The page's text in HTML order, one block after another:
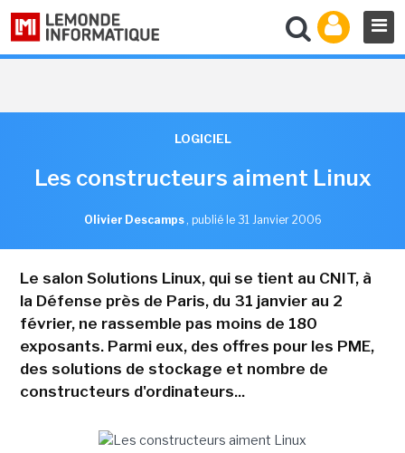
LOGICIEL
Les constructeurs aiment Linux
Olivier Descamps , publié le 31 Janvier 2006
Le salon Solutions Linux, qui se tient au CNIT, à
la Défense près de Paris, du 31 janvier au 2
février, ne rassemble pas moins de 180
exposants. Parmi eux, des offres pour les PME,
des solutions de stockage et nombre de
constructeurs d'ordinateurs...